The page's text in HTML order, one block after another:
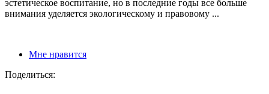
эстетическое воспитание, но в последние годы все больше
внимания уделяется экологическому и правовому ...
Мне нравится
Поделиться: